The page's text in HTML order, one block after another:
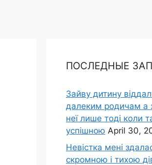
ПОСЛЕДНЫЕ
Зайву дитину
далеким родичам а
неї лише тоді коли
успішною April 30,
Невістка мені
скромною і тихою